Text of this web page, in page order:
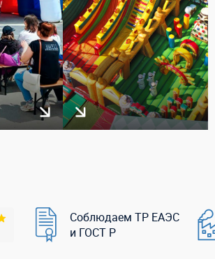
Соблюдаем ТР ЕАЭС
и ГОСТ Р